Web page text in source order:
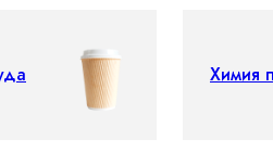
Химия